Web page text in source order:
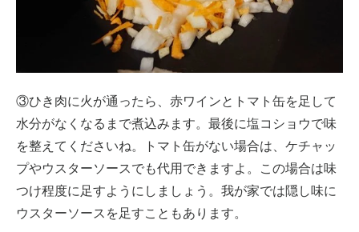
③ひき肉に火が通ったら、赤ワインとトマト缶を足して
水分がなくなるまで煮込みます。最後に塩コショウで味
を整えてくださいね。トマト缶がない場合は、ケチャッ
プやウスターソースでも代用できますよ。この場合は味
つけ程度に足すようにしましょう。我が家では隠し味に
ウスターソースを足すこともあります。